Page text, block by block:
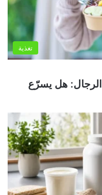
تغذية
الرجال: هل يسرّع